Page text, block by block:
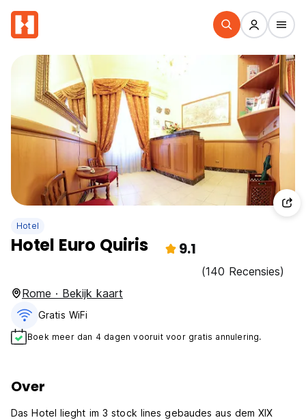
Hotel
Hotel Euro Quiris 9.1
(140 Recensies)
Rome · Bekijk kaart
Gratis WiFi
Boek meer dan 4 dagen vooruit voor gratis annulering.
Over
Das Hotel lieght im 3 stock lines gebaudes aus dem XIX